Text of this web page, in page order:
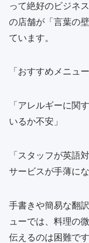
って絶好のビジネ
の店舗が「言葉の
ています。
「おすすめメニュ
「アレルギーに関
いるか不安」
「スタッフが英語
サービスが手薄に
手書きや簡易な翻
ューでは、料理の
伝えるのは困難で